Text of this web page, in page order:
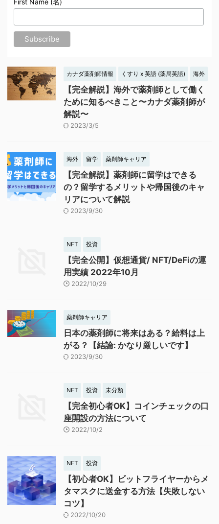
First Name (名)
カナダ薬剤師情報 くすり x 英語 (薬局英語) 海外
【完全解説】海外で薬剤師として働く
ために知るべきこと〜カナダ薬剤師が
解説〜
2023/3/5
海外 留学 薬剤師キャリア
【完全解説】薬剤師に留学はできる
の？留学するメリットや帰国後のキャ
リアについて解説
2023/9/30
NFT 投資
【完全公開】仮想通貨/ NFT/DeFiの運
用実績 2022年10月
2022/10/29
薬剤師キャリア
日本の薬剤師に将来はある？給料は上
がる？【結論: かなり厳しいです】
2023/9/30
NFT 投資 未分類
【完全初心者OK】コインチェックの口
座開設の方法について
2022/10/2
NFT 投資
【初心者OK】ビットフライヤーからメ
タマスクに送金する方法【失敗しない
コツ】
2022/10/20